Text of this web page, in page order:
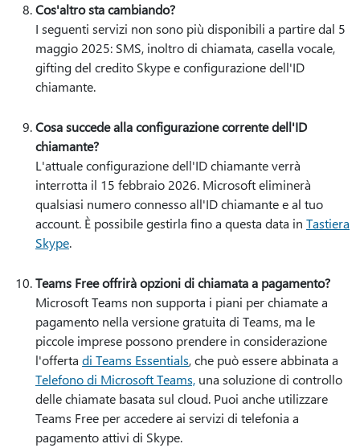
Cos'altro sta cambiando?
I seguenti servizi non sono più disponibili a partire dal 5
maggio 2025: SMS, inoltro di chiamata, casella vocale,
gifting del credito Skype e configurazione dell'ID
chiamante.
Cosa succede alla configurazione corrente dell'ID
chiamante?
L'attuale configurazione dell'ID chiamante verrà
interrotta il 15 febbraio 2026. Microsoft eliminerà
qualsiasi numero connesso all'ID chiamante e al tuo
account. È possibile gestirla fino a questa data in Tastiera
Skype.
Teams Free offrirà opzioni di chiamata a pagamento?
Microsoft Teams non supporta i piani per chiamate a
pagamento nella versione gratuita di Teams, ma le
piccole imprese possono prendere in considerazione
l'offerta di Teams Essentials, che può essere abbinata a
Telefono di Microsoft Teams, una soluzione di controllo
delle chiamate basata sul cloud. Puoi anche utilizzare
Teams Free per accedere ai servizi di telefonia a
pagamento attivi di Skype.